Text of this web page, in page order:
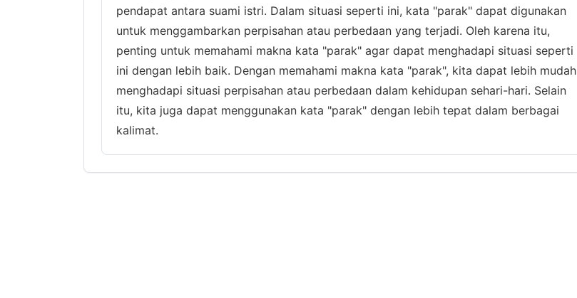
pendapat antara suami istri. Dalam situasi seperti ini, kata "parak" dapat digunakan
untuk menggambarkan perpisahan atau perbedaan yang terjadi. Oleh karena itu,
penting untuk memahami makna kata "parak" agar dapat menghadapi situasi seperti
ini dengan lebih baik. Dengan memahami makna kata "parak", kita dapat lebih mudah
menghadapi situasi perpisahan atau perbedaan dalam kehidupan sehari-hari. Selain
itu, kita juga dapat menggunakan kata "parak" dengan lebih tepat dalam berbagai
kalimat.